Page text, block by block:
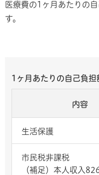
医療費の1ヶ月あたりの
す。
1ヶ月あたりの自己負担
内容
生活保護
市民税非課税
（補足）本人収入